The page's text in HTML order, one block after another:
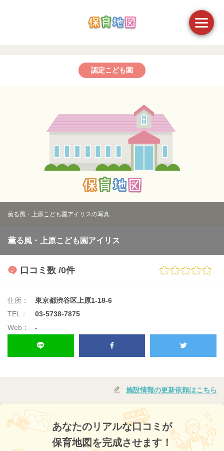
認定こども園
薫る風・上原こども園アイリスの写真
薫る風・上原こども園アイリス
口コミ数 /0件
住所：
東京都渋谷区上原1-18-6
TEL：
03-5738-7875
Web：
-
施設情報の更新依頼はこちら
あなたのリアルな口コミが
保育地図を完成させます！